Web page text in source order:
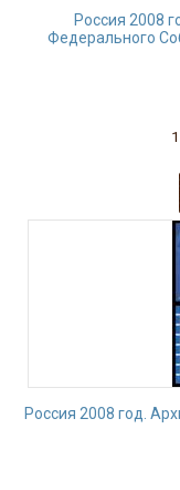
Россия 2008
Федерального
Россия 2008 год.